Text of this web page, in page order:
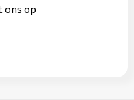
ons op